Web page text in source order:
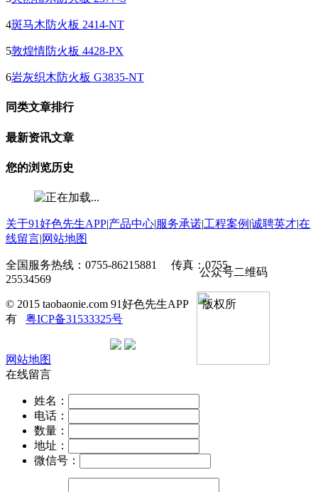
4斑马木防火板 2414-NT
5敦煌情防火板 4428-PX
6岩灰织木防火板 G3835-NT
同类文章排行
最新资讯文章
您的浏览历史
关于91好色先生APP|产品中心|服务承诺|工程案例 |诚聘英才|在
线留言|网站地图
公众号二维码
全国服务热线：0755-86215881 传真：0755-
25534569
© 2015 taobaonie.com 91好色先生APP 版权所
有 粤ICP备31533325号
网站地图
在线留言
姓名：
电话：
数量：
地址：
微信号：